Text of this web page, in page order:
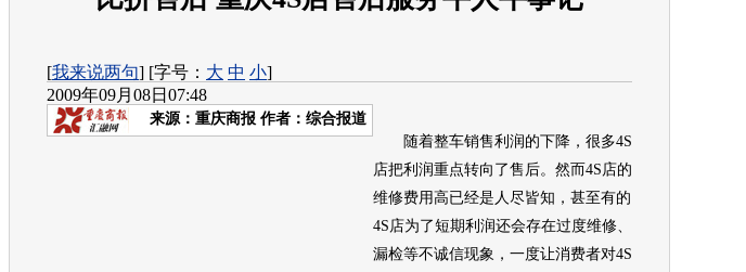
[我来说两句] [字号： 大 中 小]
2009年09月08日07:48
来源： 重庆商报 作者：综合报道
随着整车销售利润的下降，很多4S
店把利润重点转向了售后。然而4S店的
维修费用高已经是人尽皆知，甚至有的
4S店为了短期利润还会存在过度维修、
漏检等不诚信现象，一度让消费者对4S